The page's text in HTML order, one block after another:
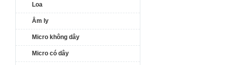
Loa
Âm ly
Micro không dây
Micro có dây